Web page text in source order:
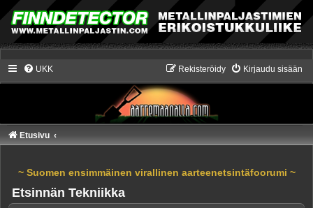
UKK Kirjaudu sisään
Rekisteröidy
Etusivu
~ Suomen ensimmäinen virallinen aarteenetsintäfoorumi ~
Etsinnän Tekniikka